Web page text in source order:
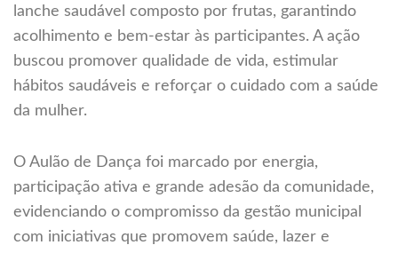
lanche saudável composto por frutas, garantindo
acolhimento e bem-estar às participantes. A ação
buscou promover qualidade de vida, estimular
hábitos saudáveis e reforçar o cuidado com a saúde
da mulher.
O Aulão de Dança foi marcado por energia,
participação ativa e grande adesão da comunidade,
evidenciando o compromisso da gestão municipal
com iniciativas que promovem saúde, lazer e